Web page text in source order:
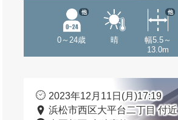
0～24歳
他
晴
幅5.5～
13.0m
他
2023年12月11日(月)17:19
浜松市西区大平台二丁目 付近